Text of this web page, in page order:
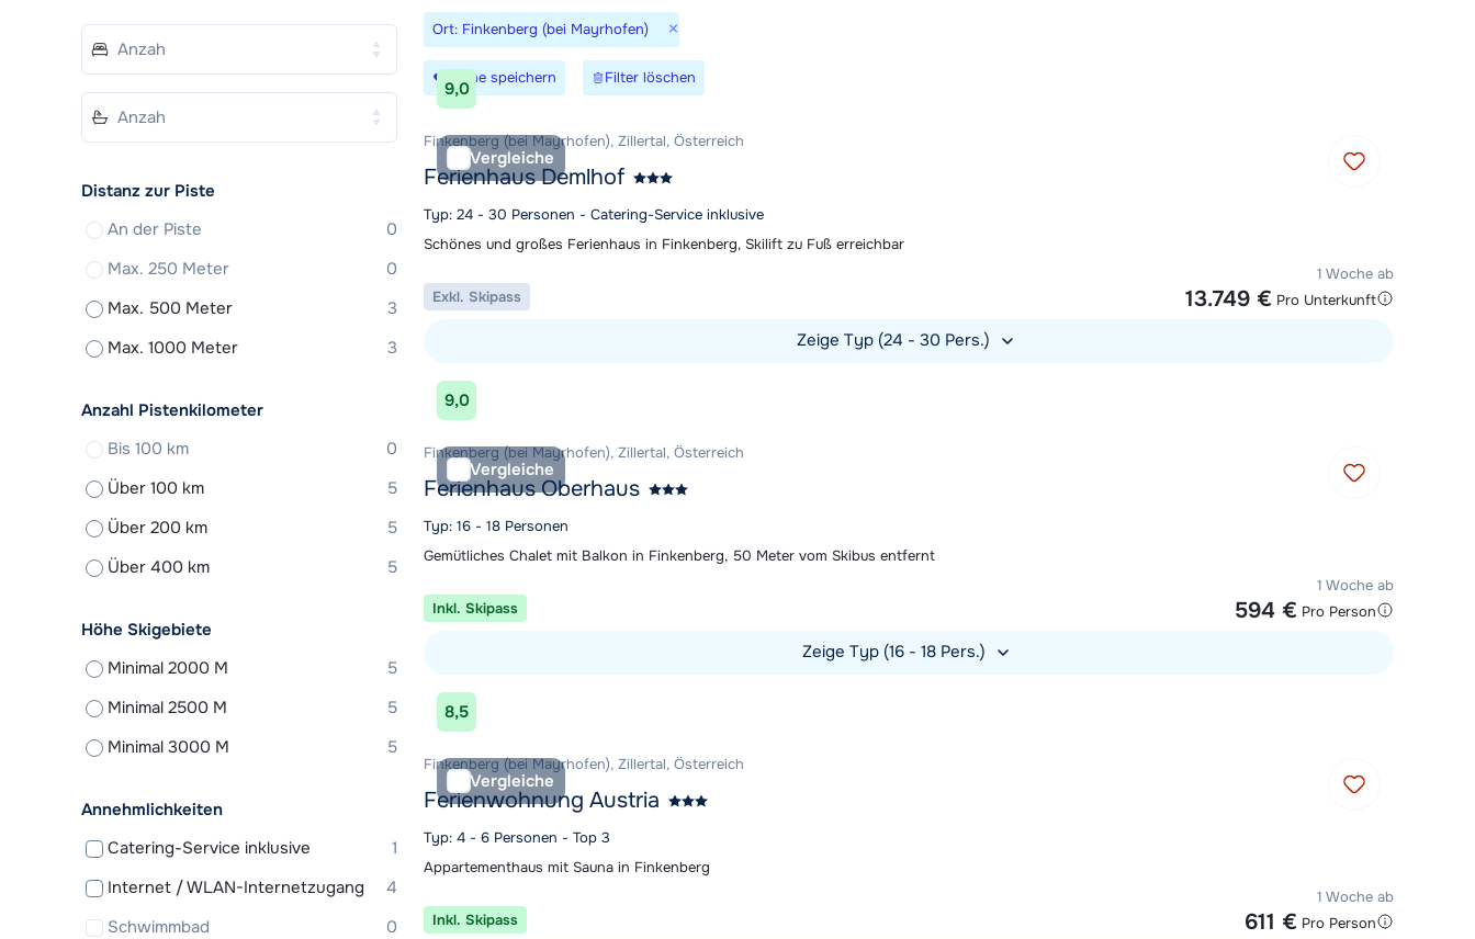
Ort: Finkenberg (bei Mayrhofen) ×
Suche speichern Filter löschen
9,0
Vergleiche
Finkenberg (bei Mayrhofen), Zillertal, Österreich
Ferienhaus Demlhof
Typ: 24 - 30 Personen - Catering-Service inklusive
Schönes und großes Ferienhaus in Finkenberg, Skilift zu Fuß erreichbar
1 Woche ab
13.749 € Pro Unterkunft
Exkl. Skipass
Zeige Typ (24 - 30 Pers.)
Unterkunft ansehen
9,0
Vergleiche
Finkenberg (bei Mayrhofen), Zillertal, Österreich
Ferienhaus Oberhaus
Typ: 16 - 18 Personen
Gemütliches Chalet mit Balkon in Finkenberg, 50 Meter vom Skibus entfernt
1 Woche ab
594 € Pro Person
Inkl. Skipass
Zeige Typ (16 - 18 Pers.)
Unterkunft ansehen
8,5
Vergleiche
Finkenberg (bei Mayrhofen), Zillertal, Österreich
Ferienwohnung Austria
Typ: 4 - 6 Personen - Top 3
Appartementhaus mit Sauna in Finkenberg
1 Woche ab
611 € Pro Person
Inkl. Skipass
Distanz zur Piste
An der Piste
0
Max. 250 Meter
0
Max. 500 Meter
3
Max. 1000 Meter
3
Anzahl Pistenkilometer
Bis 100 km
0
Über 100 km
5
Über 200 km
5
Über 400 km
5
Höhe Skigebiete
Minimal 2000 M
5
Minimal 2500 M
5
Minimal 3000 M
5
Annehmlichkeiten
Catering-Service inklusive
1
Internet / WLAN-Internetzugang
4
Schwimmbad
0